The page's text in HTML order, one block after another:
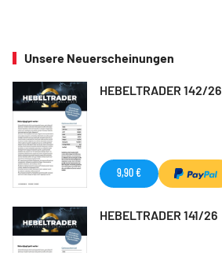
Unsere Neuerscheinungen
HEBELTRADER 142/26
9,90 €
HEBELTRADER 141/26